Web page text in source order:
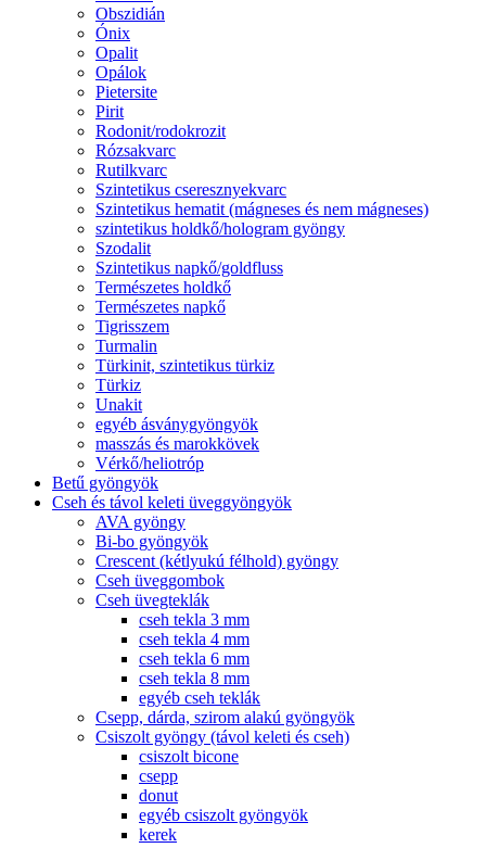
Obszidián
Ónix
Opalit
Opálok
Pietersite
Pirit
Rodonit/rodokrozit
Rózsakvarc
Rutilkvarc
Szintetikus cseresznyekvarc
Szintetikus hematit (mágneses és nem mágneses)
szintetikus holdkő/hologram gyöngy
Szodalit
Szintetikus napkő/goldfluss
Természetes holdkő
Természetes napkő
Tigrisszem
Turmalin
Türkinit, szintetikus türkiz
Türkiz
Unakit
egyéb ásványgyöngyök
masszás és marokkövek
Vérkő/heliotróp
Betű gyöngyök
Cseh és távol keleti üveggyöngyök
AVA gyöngy
Bi-bo gyöngyök
Crescent (kétlyukú félhold) gyöngy
Cseh üveggombok
Cseh üvegteklák
cseh tekla 3 mm
cseh tekla 4 mm
cseh tekla 6 mm
cseh tekla 8 mm
egyéb cseh teklák
Csepp, dárda, szirom alakú gyöngyök
Csiszolt gyöngy (távol keleti és cseh)
csiszolt bicone
csepp
donut
egyéb csiszolt gyöngyök
kerek